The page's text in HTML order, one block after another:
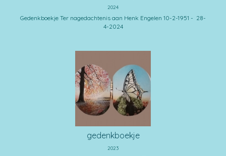
2024
Gedenkboekje Ter nagedachtenis aan Henk Engelen 10-2-1951 - 28-
4-2024
gedenkboekje
2023